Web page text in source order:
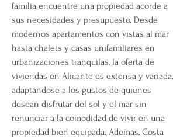
familia encuentre una propiedad acorde a
sus necesidades y presupuesto. Desde
modernos apartamentos con vistas al mar
hasta chalets y casas unifamiliares en
urbanizaciones tranquilas, la oferta de
viviendas en Alicante es extensa y variada,
adaptándose a los gustos de quienes
desean disfrutar del sol y el mar sin
renunciar a la comodidad de vivir en una
propiedad bien equipada. Además, Costa